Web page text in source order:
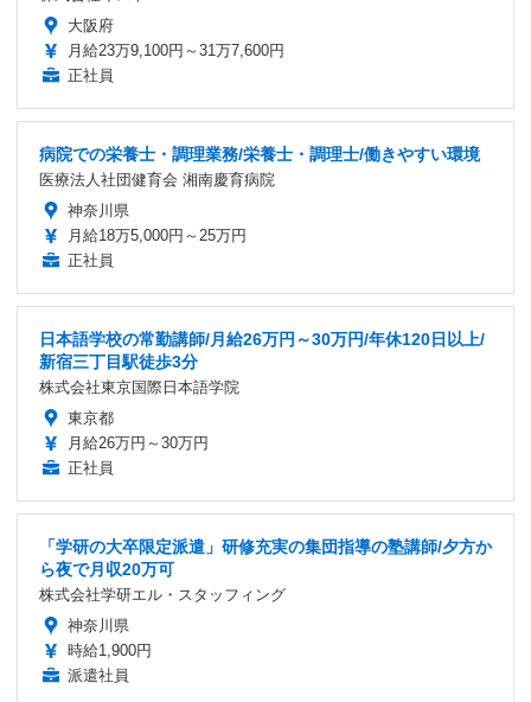
大阪府
月給23万9,100円～31万7,600円
正社員
病院での栄養士・調理業務/栄養士・調理士/働きやすい環境
医療法人社団健育会 湘南慶育病院
神奈川県
月給18万5,000円～25万円
正社員
日本語学校の常勤講師/月給26万円～30万円/年休120日以上/
新宿三丁目駅徒歩3分
株式会社東京国際日本語学院
東京都
月給26万円～30万円
正社員
「学研の大卒限定派遣」研修充実の集団指導の塾講師/夕方か
ら夜で月収20万可
株式会社学研エル・スタッフィング
神奈川県
時給1,900円
派遣社員